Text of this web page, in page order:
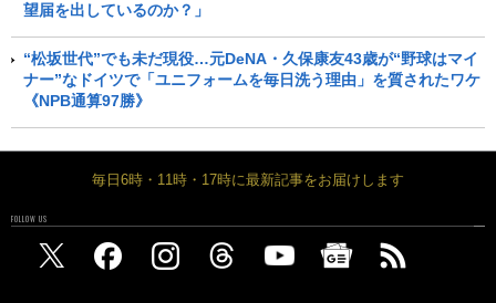
望届を出しているのか？」
“松坂世代”でも未だ現役…元DeNA・久保康友43歳が“野球はマイ
ナー”なドイツで「ユニフォームを毎日洗う理由」を質されたワケ
《NPB通算97勝》
毎日6時・11時・17時に最新記事をお届けします
FOLLOW US